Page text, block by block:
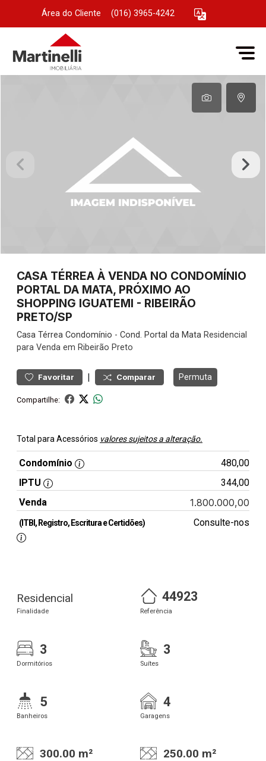
Área do Cliente (016) 3965-4242
CASA TÉRREA À VENDA NO CONDOMÍNIO
PORTAL DA MATA, PRÓXIMO AO
SHOPPING IGUATEMI - RIBEIRÃO
PRETO/SP
Casa Térrea Condomínio - Cond. Portal da Mata Residencial
para Venda em Ribeirão Preto
Favoritar | Comparar Permuta
Compartilhe:
Total para Acessórios valores sujeitos a alteração.
Condomínio
480,00
IPTU
344,00
Venda
1.800.000,00
(ITBI, Registro, Escritura e Certidões) Consulte-nos
Residencial
Finalidade
44923
Referência
3
Dormitórios
3
Suítes
5
Banheiros
4
Garagens
300.00 m² 250.00 m²